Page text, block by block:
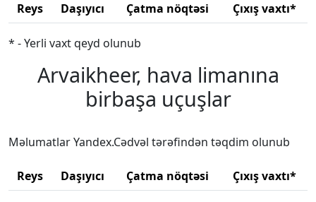
Reys Daşıyıcı Çatma nöqtəsi Çıxış vaxtı*
* - Yerli vaxt qeyd olunub
Arvaikheer, hava limanına
birbaşa uçuşlar
Məlumatlar Yandex.Cədvəl tərəfindən təqdim olunub
Reys Daşıyıcı Çatma nöqtəsi Çıxış vaxtı*